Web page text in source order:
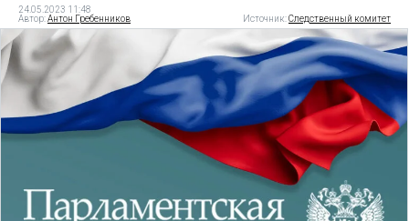
24.05.2023 11:48
Автор:Антон Гребенников Источник:Следственный комитет